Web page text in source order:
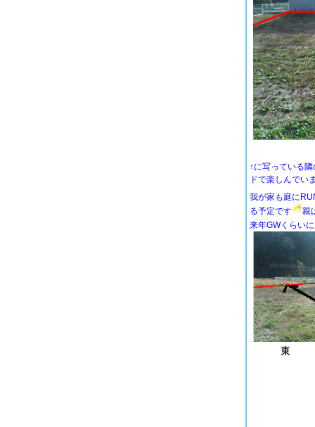
↑に写っている
ドで楽しんでい
我が家も庭に
る予定です
親
来年GWくらい